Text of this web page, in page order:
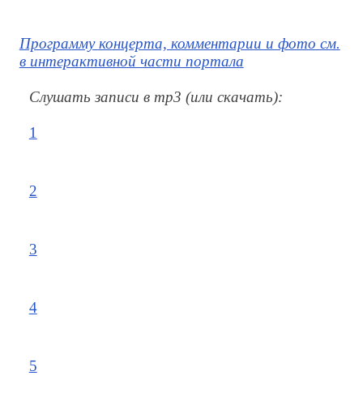
Программу концерта, комментарии и фото см.
в интерактивной части портала
Cлушать записи в mp3 (или скачать):
1
2
3
4
5